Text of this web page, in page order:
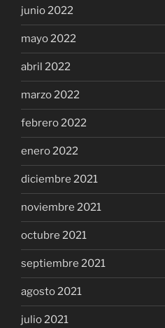
junio 2022
mayo 2022
abril 2022
marzo 2022
febrero 2022
enero 2022
diciembre 2021
noviembre 2021
octubre 2021
septiembre 2021
agosto 2021
julio 2021